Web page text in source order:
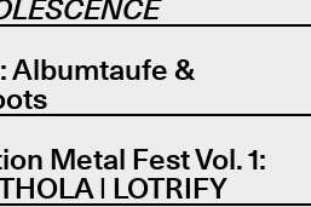
Albumtaufe &
Metal Fest Vol. 1:
| LOTRIFY